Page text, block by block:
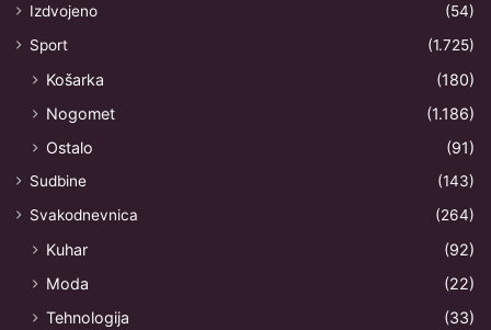
Izdvojeno
(54)
Sport
(1.725)
Košarka
(180)
Nogomet
(1.186)
Ostalo
(91)
Sudbine
(143)
Svakodnevnica
(264)
Kuhar
(92)
Moda
(22)
Tehnologija
(33)